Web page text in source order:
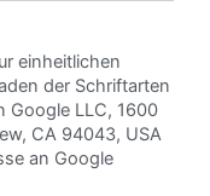
einheitlichen
der Schriftarten
Google LLC, 1600
CA 94043, USA
an Google